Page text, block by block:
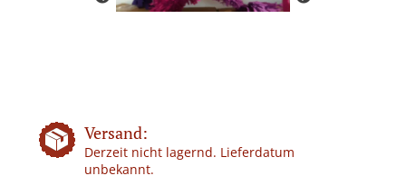
Versand:
Derzeit nicht lagernd. Lieferdatum
unbekannt.